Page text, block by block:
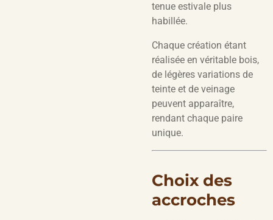
tenue estivale plus
habillée.
Chaque création étant
réalisée en véritable bois,
de légères variations de
teinte et de veinage
peuvent apparaître,
rendant chaque paire
unique.
Choix des
accroches